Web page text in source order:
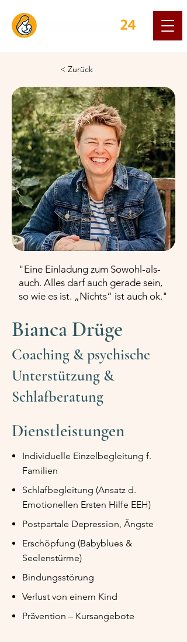
< Zurück
"Eine Einladung zum Sowohl-als-
auch. Alles darf auch gerade sein,
so wie es ist. „Nichts“ ist auch ok."
Bianca Drüge
Coaching & psychische
Unterstützung &
Schlafberatung
Dienstleistungen
Individuelle Einzelbegleitung f.
Familien
Schlafbegleitung (Ansatz d.
Emotionellen Ersten Hilfe EEH)
Postpartale Depression, Ängste
Erschöpfung (Babyblues &
Seelenstürme)
Bindungsstörung
Verlust von einem Kind
Prävention – Kursangebote